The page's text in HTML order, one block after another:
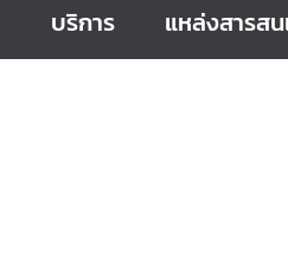
บริการ แหล่งสารส